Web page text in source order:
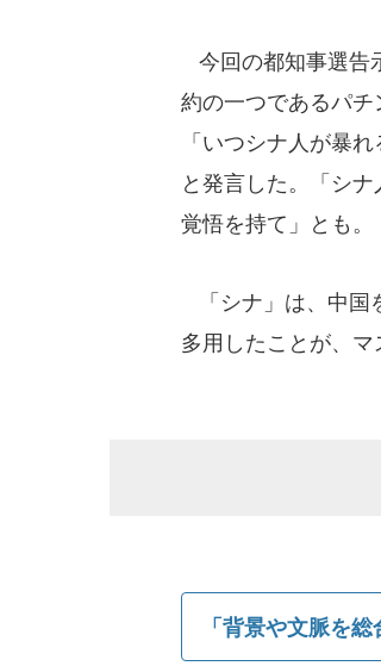
今回の都知事選告
約の一つであるパチ
「いつシナ人が暴
と発言した。「シ
覚悟を持て」とも。
「シナ」は、中国
多用したことが、マ
「背景や文脈を